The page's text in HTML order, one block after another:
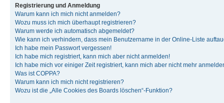
Registrierung und Anmeldung
Warum kann ich mich nicht anmelden?
Wozu muss ich mich überhaupt registrieren?
Warum werde ich automatisch abgemeldet?
Wie kann ich verhindern, dass mein Benutzername in der Online-Liste
Ich habe mein Passwort vergessen!
Ich habe mich registriert, kann mich aber nicht anmelden!
Ich habe mich vor einiger Zeit registriert, kann mich aber nicht mehr
Was ist COPPA?
Warum kann ich mich nicht registrieren?
Wozu ist die „Alle Cookies des Boards löschen“-Funktion?